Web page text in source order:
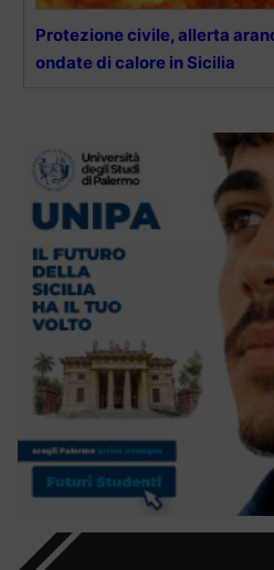
Protezione civile, allerta
ondate di calore in Sicilia